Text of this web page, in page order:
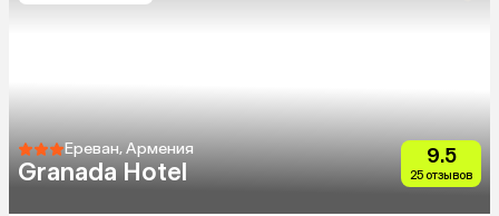
Ереван, Армения
Granada Hotel
9.5
25 отзывов